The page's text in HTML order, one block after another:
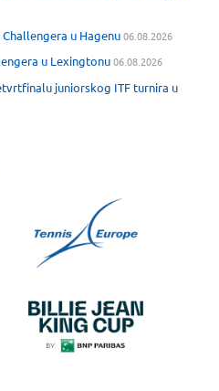
u Hagenu06.08.2026
u Lexingtonu06.08.2026
juniorskog ITF turnira u